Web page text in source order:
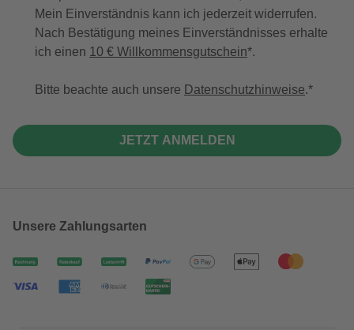
Mein Einverständnis kann ich jederzeit widerrufen.
Nach Bestätigung meines Einverständnisses erhalte
ich einen 10 € Willkommensgutschein*.
Bitte beachte auch unsere Datenschutzhinweise.
JETZT ANMELDEN
Unsere Zahlungsarten